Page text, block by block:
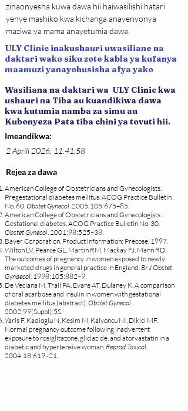
zinaonyesha kuwa dawa hii haiwasilishi hatari
yenye mashiko kwa kichanga anayenyonya
maziwa ya mama anayetumia dawa.
ULY Clinic inakushauri uwasiliane na
daktari wako siku zote kabla ya kufanya
maamuzi yanayohusisha afya yako
Wasiliana na daktari wa ULY Clinic kwa
ushauri na Tiba au kuandikiwa dawa
kwa kutumia namba za simu au
Kubonyeza Pata tiba chini ya tovuti hii.
Imeandikwa:
2 Aprili 2026, 11:41:58
Rejea za dawa
American College of Obstetricians and Gynecologists.
Pregestational diabetes mellitus. ACOG Practice Bulletin
No. 60.Obstet Gynecol. 2005;105:675–85.
American College of Obstetricians and Gynecologists.
Gestational diabetes. ACOG Practice Bulletin No. 30.
Obstet Gynecol. 2001;98:525–38.
Bayer Corporation. Product information: Precose. 1997.
Wilton LV, Pearce GL, Martin RM, Mackay FJ, Mann RD.
The outcomes of pregnancy in women exposed to newly
marketed drugs in general practice in England.Br J Obstet
Gynaecol. 1998;105:882–9.
De Veciana M, Trail PA, Evans AT, Dulaney K. A comparison
of oral acarbose and insulin in women with gestational
diabetes mellitus (abstract).Obstet Gynecol.
2002;99(Suppl):5S.
Yaris F, Kadioglu N, Kesim M, Kalyoncu NI, Dikici MF.
Normal pregnancy outcome following inadvertent
exposure to rosiglitazone, gliclazide, and atorvastatin in a
diabetic and hypertensive woman. Reprod Toxicol.
2004;18:619–21.